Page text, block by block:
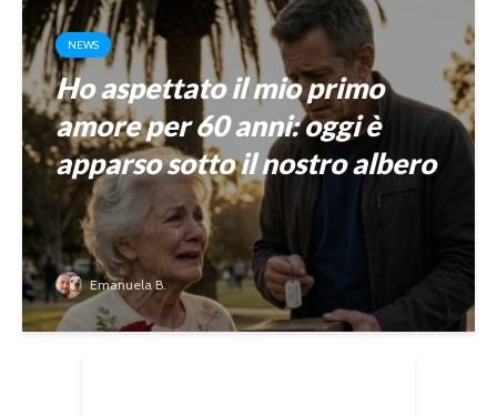
NEWS
Ho aspettato il mio primo
amore per 60 anni: oggi è
apparso sotto il nostro albero
Emanuela B.